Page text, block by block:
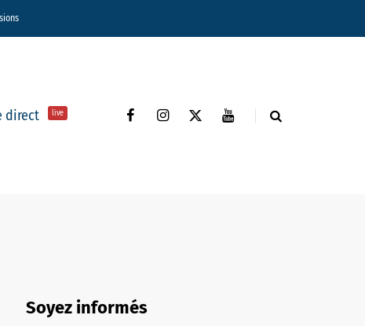
direct live
Soyez informés